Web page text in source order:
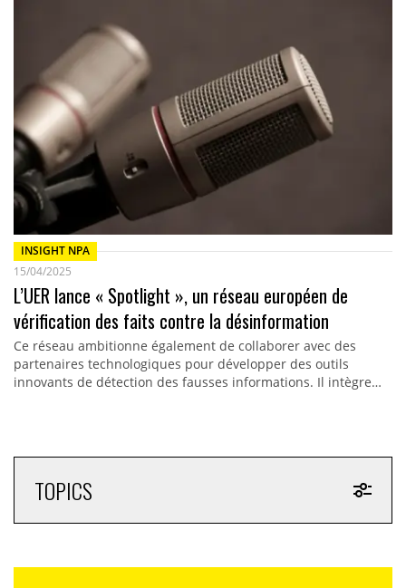
INSIGHT NPA
15/04/2025
L’UER lance « Spotlight », un réseau européen de
vérification des faits contre la désinformation
Ce réseau ambitionne également de collaborer avec des
partenaires technologiques pour développer des outils
innovants de détection des fausses informations. Il intègre…
TOPICS